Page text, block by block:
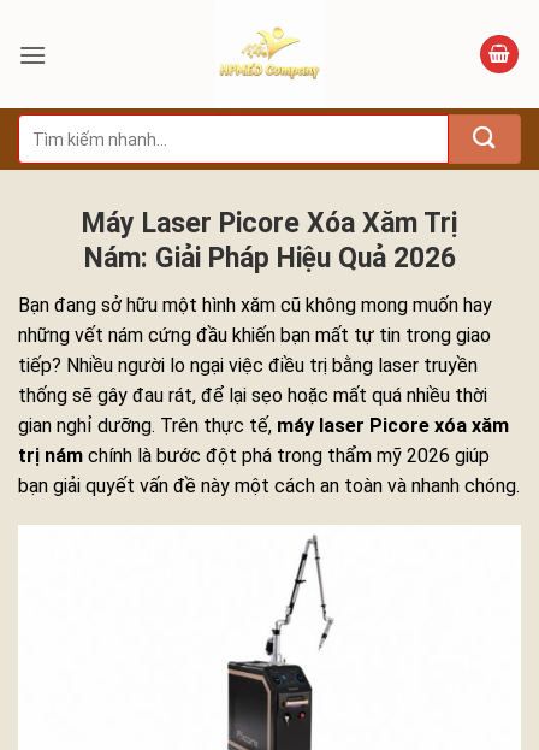
qua
dung
Tìm
kiếm:
Máy Laser Picore Xóa Xăm Trị
Nám: Giải Pháp Hiệu Quả 2026
Bạn đang sở hữu một hình xăm cũ không mong muốn hay
những vết nám cứng đầu khiến bạn mất tự tin trong giao
tiếp? Nhiều người lo ngại việc điều trị bằng laser truyền
thống sẽ gây đau rát, để lại sẹo hoặc mất quá nhiều thời
gian nghỉ dưỡng. Trên thực tế, máy laser Picore xóa xăm
trị nám chính là bước đột phá trong thẩm mỹ 2026 giúp
bạn giải quyết vấn đề này một cách an toàn và nhanh chóng.